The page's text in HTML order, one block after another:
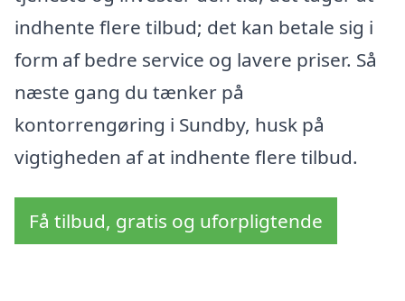
indhente flere tilbud; det kan betale sig i
form af bedre service og lavere priser. Så
næste gang du tænker på
kontorrengøring i Sundby, husk på
vigtigheden af at indhente flere tilbud.
Få tilbud, gratis og uforpligtende